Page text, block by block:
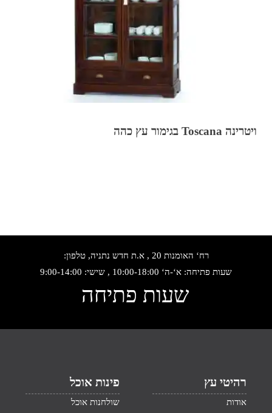
ויטרינה Toscana בגימור עץ כהה
רח‘ האומנות 20 , א.ת חדש נתניה, טלפון:
שעות פתיחה: א‘-ה‘ 10:00-18:00 , שישי: 9:00-14:00
שעות פתיחה
רהיטי עץ
אודות
פינות אוכל
שולחנות אוכל